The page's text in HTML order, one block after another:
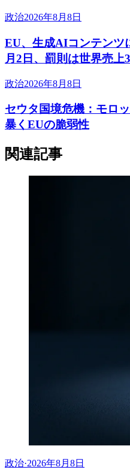
政治2026年8月8日
EU、生成AIコンテンツ
月2日、罰則は世界売上
政治2026年8月8日
セウタ国境危機：モロ
暴くEUの脆弱性
関連記事
政治·2026年8月8日